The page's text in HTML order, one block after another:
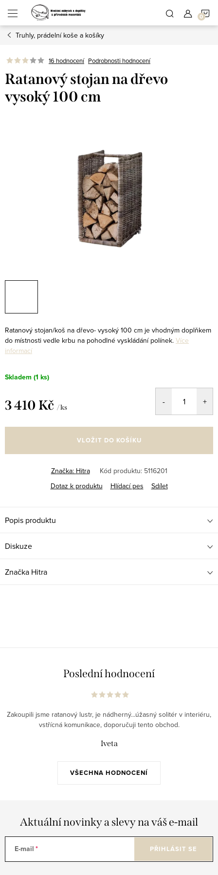
obsah
Truhly, prádelní koše a košíky
16 hodnocení Podrobnosti hodnocení
Ratanový stojan na dřevo
vysoký 100 cm
Ratanový stojan/koš na dřevo- vysoký 100 cm je vhodným doplňkem
do místnosti vedle krbu na pohodlné vyskládání polínek. Více
informací
Skladem (1 ks)
3 410 Kč / ks
cena:
VLOŽIT DO KOŠÍKU
Značka: Hitra Kód produktu: 5116201
Dotaz k produktu
Hlídací pes Sdílet
Popis produktu
Diskuze
Značka Hitra
Poslední hodnocení
VŠECHNA HODNOCENÍ
Zakoupili jsme ratanový lustr, je nádherný...úžasný solitér v interiéru,
vstřícná komunikace, doporučuji tento obchod.
Iveta
Aktuální novinky a slevy na váš e-mail
E-mail PŘIHLÁSIT SE